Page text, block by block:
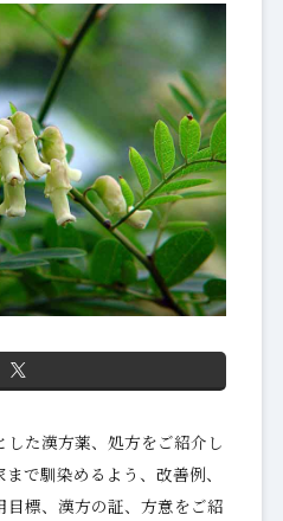
た漢方薬、処方をご紹介し
で馴染めるよう、改善例、
標、漢方の証、方意をご紹